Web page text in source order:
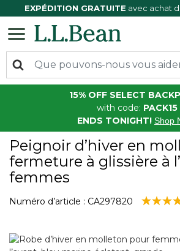
EXPÉDITION GRATUITE avec achat
15% OFF SELECT
with code: PACK15
ENDS TONIGHT! Shop
Peignoir d’hiver en
fermeture à glissière à
femmes
Numéro d’article : CA297820 3,5 sur 5